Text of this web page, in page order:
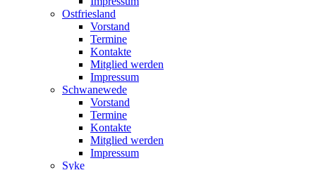
Ostfriesland
Vorstand
Termine
Kontakte
Mitglied werden
Impressum
Schwanewede
Vorstand
Termine
Kontakte
Mitglied werden
Impressum
Syke